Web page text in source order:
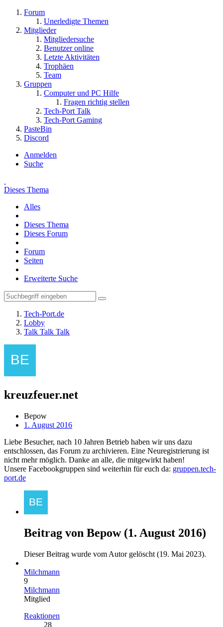
Forum
Unerledigte Themen
Mitglieder
Mitgliedersuche
Benutzer online
Letzte Aktivitäten
Trophäen
Team
Gruppen
Computer und PC Hilfe
Fragen richtig stellen
Tech-Port Talk
Tech-Port Gaming
PasteBin
Discord
Anmelden
Suche
Dieses Thema
Alles
Dieses Thema
Dieses Forum
Forum
Seiten
Erweiterte Suche
Tech-Port.de
Lobby
Talk Talk Talk
kreuzfeuer.net
Bepow
1. August 2016
Liebe Besucher, nach 10 Jahren Betrieb haben wir uns dazu
entschlossen, das Forum zu archivieren. Eine Neuregistrierung ist
nicht mehr möglich. Danke an alle, die mitgewirkt haben!
Unsere Facebookgruppen sind weiterhin für euch da: gruppen.tech-
port.de
Beitrag von Bepow(1. August 2016)
Dieser Beitrag wurde vom Autor gelöscht (19. Mai 2023).
Milchmann
9
Milchmann
Mitglied
Reaktionen
28